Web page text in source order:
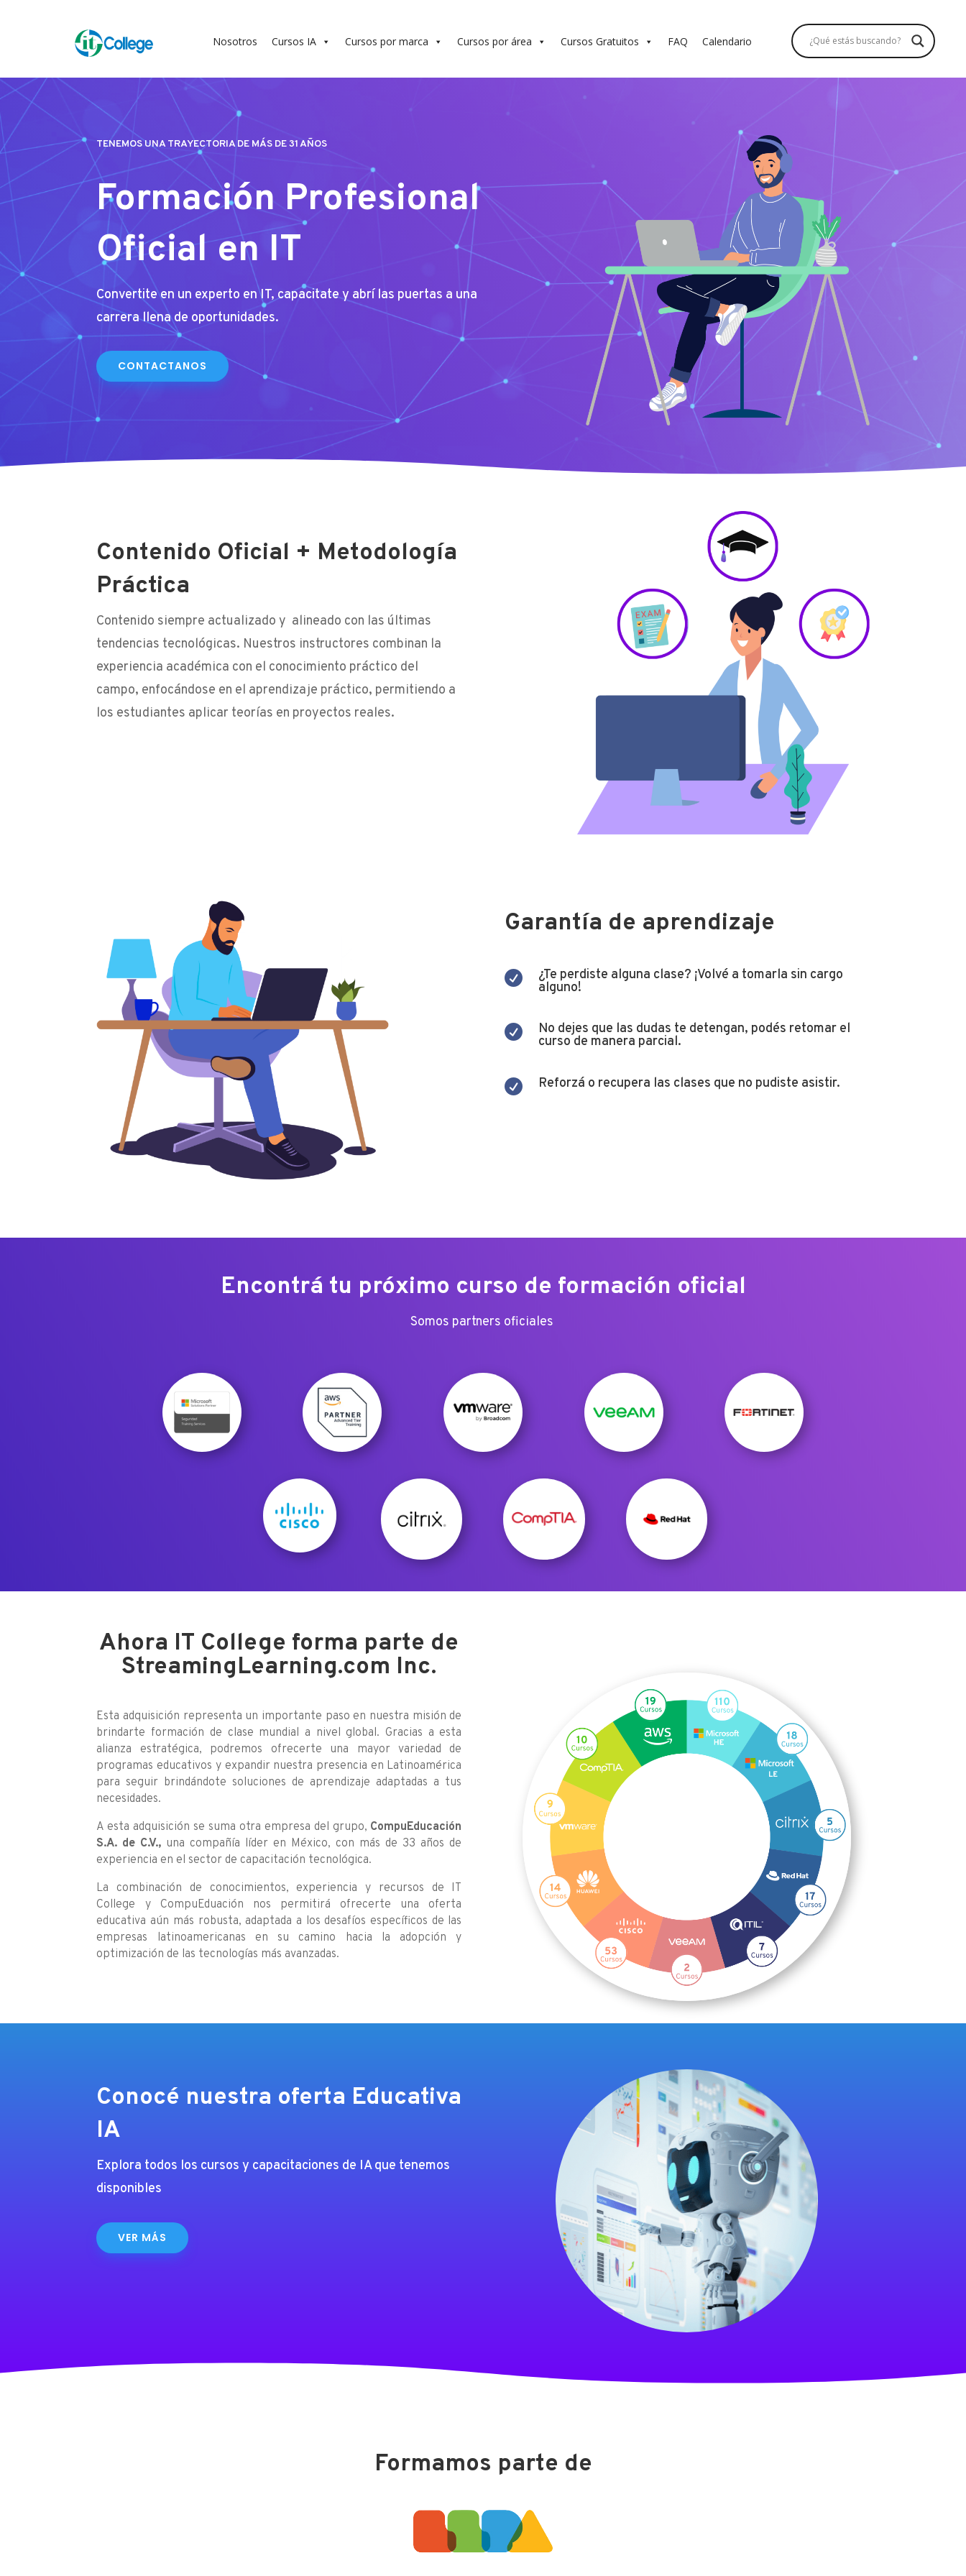
Nosotros Cursos IA Cursos por marca Cursos por área Cursos Gratuitos FAQ Calendario
TENEMOS UNA TRAYECTORIA DE MÁS DE 31 AÑOS
Formación Profesional
Oficial en IT
Convertite en un experto en IT, capacitate y abrí las puertas a una
carrera llena de oportunidades.
CONTACTANOS
Contenido Oficial + Metodología
Práctica
Contenido siempre actualizado y alineado con las últimas
tendencias tecnológicas. Nuestros instructores combinan la
experiencia académica con el conocimiento práctico del
campo, enfocándose en el aprendizaje práctico, permitiendo a
los estudiantes aplicar teorías en proyectos reales.
Garantía de aprendizaje
 ¿Te perdiste alguna clase? ¡Volvé a tomarla sin cargo
alguno!
 No dejes que las dudas te detengan, podés retomar el
curso de manera parcial.
 Reforzá o recupera las clases que no pudiste asistir.
Encontrá tu próximo curso de formación oficial
Somos partners oficiales
Ahora IT College forma parte de
StreamingLearning.com Inc.
Esta adquisición representa un importante paso en nuestra misión de
brindarte formación de clase mundial a nivel global. Gracias a esta
alianza estratégica, podremos ofrecerte una mayor variedad de
programas educativos y expandir nuestra presencia en Latinoamérica
para seguir brindándote soluciones de aprendizaje adaptadas a tus
necesidades.
A esta adquisición se suma otra empresa del grupo, CompuEducación
S.A. de C.V., una compañía líder en México, con más de 33 años de
experiencia en el sector de capacitación tecnológica.
La combinación de conocimientos, experiencia y recursos de IT
College y CompuEduación nos permitirá ofrecerte una oferta
educativa aún más robusta, adaptada a los desafíos específicos de las
empresas latinoamericanas en su camino hacia la adopción y
optimización de las tecnologías más avanzadas.
Conocé nuestra oferta Educativa
IA
Explora todos los cursos y capacitaciones de IA que tenemos
disponibles
VER MÁS
Formamos parte de